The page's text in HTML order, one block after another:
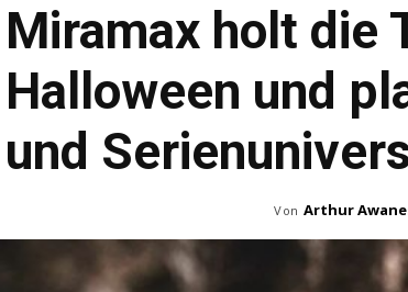
Miramax holt die
Halloween und
und
Von Arthur